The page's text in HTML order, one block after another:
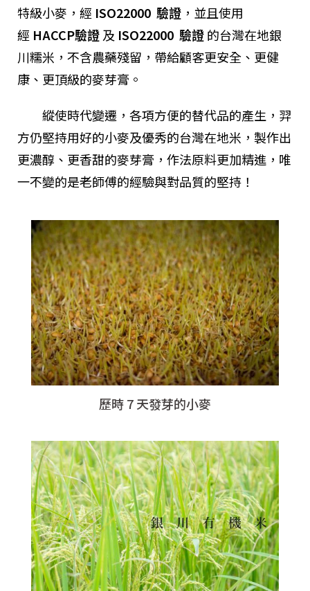
特級小麥，經 ISO22000 驗證 ，並且使用
經 HACCP驗證及 ISO22000 驗證的台灣在地銀
川糯米，不含農藥殘留，帶給顧客更安全、更健
康、更頂級的麥芽膏。
縱使時代變遷，各項方便的替代品的產生，羿
方仍堅持用好的小麥及優秀的台灣在地米，製作出
更濃醇、更香甜的麥芽膏，作法原料更加精進，唯
一不變的是老師傅的經驗與對品質的堅持！
歷時 7 天發芽的小麥